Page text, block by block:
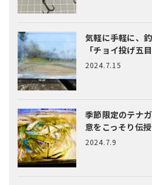
気軽に手軽に、
「チョイ投げ五
2024.7.15
季節限定のテナ
意をこっそり伝授
2024.7.9